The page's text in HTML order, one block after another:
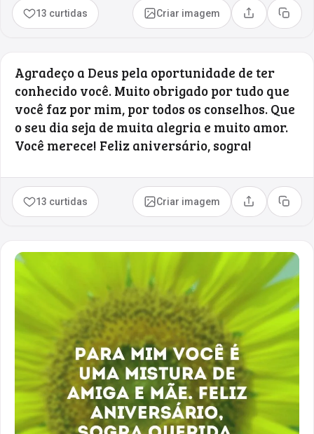
13 curtidas Criar imagem Compartilhar
Copiar
Agradeço a Deus pela oportunidade de ter
conhecido você. Muito obrigado por tudo que
você faz por mim, por todos os conselhos. Que
o seu dia seja de muita alegria e muito amor.
Você merece! Feliz aniversário, sogra!
13 curtidas Criar imagem Compartilhar
Copiar